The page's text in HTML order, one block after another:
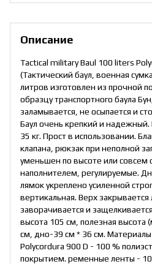
Описание
Tactical military Baul 100 liters
(Тактический баул, военная
литров изготовлен из прочной
образцу транспортного баула
заламывается, не осыпается и
Баул очень крепкий и
35 кг. Прост в использовании.
клапана, рюкзак при неполной
уменьшен по высоте или совсем
наполнителем, регулируемые.
лямок укреплено усиленной
вертикальная. Верх закрывается
заворачивается и
высота 105 см, полезная высота
см, дно-39 см * 36 см. Материалы
Polycordura 900 D - 100 %
покрытием. ременные ленты -